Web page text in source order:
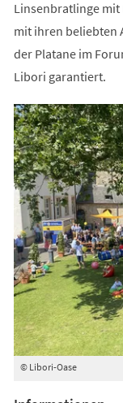
Linsenbratlinge mit
mit ihren beliebten
der Platane im
Libori garantiert.
© Libori-Oase